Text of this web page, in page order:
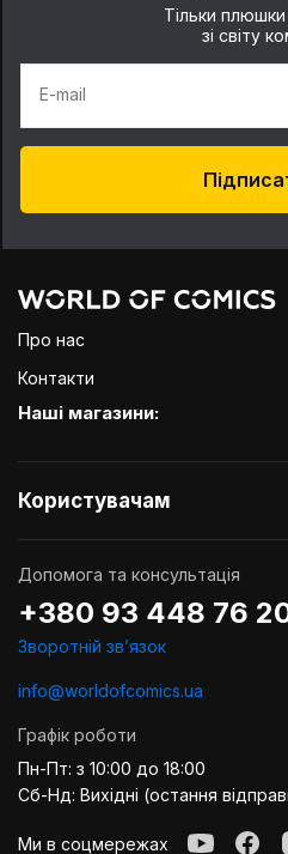
Тільки
зі світу
E-mail
Про нас
Контакти
Наші магазини:
Користувачам
Допомога та консультація
+380 93 448 76
Зворотній звʼязок
info@worldofcomics.ua
Графік роботи
Пн-Пт: з 10:00 до 18:00
Сб-Нд: Вихідні (остання
Ми в соцмережах